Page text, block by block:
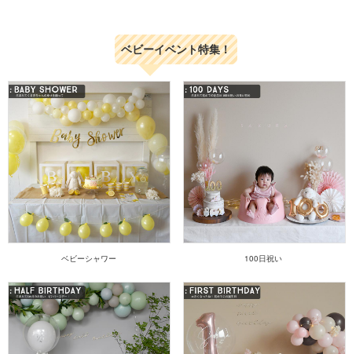
#お誕生日会
#バースデーバルーン
#風船飾りつけ
#お誕生日飾りつけ
#ミラベルと魔法だらけの家
#encanto
#6歳誕生日
#balloondecoration
#風船
#出張デコレーション
末長くお幸せに♡
#littlelemonade
#リトルレモネード
#ウェディングバルーン
#けっこんしき
#結婚式準備
#結婚式演出
#ウェルカムスペース
#バルーン電報
#バルーンギフト
#バルーンブーケ
#結婚祝い
#justmarried
#バルーンガーランド
#weddingparty
#weddingballoons
#balloonhug
ベビーイベント特集！
ベビーシャワー 100日祝い